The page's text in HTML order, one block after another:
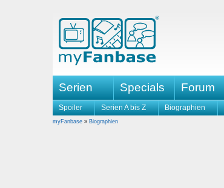
Serien Specials Forum
Spoiler Serien A bis Z Biographien
myFanbase » Biographien